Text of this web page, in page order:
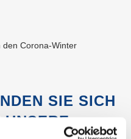
den Corona-Winter
SIE SICH
UNSERE